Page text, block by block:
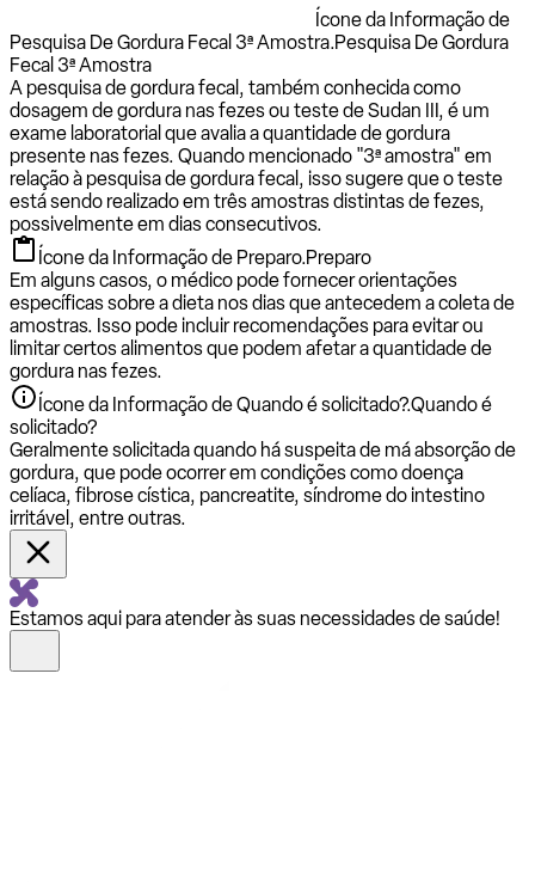
Ícone da Informação de
Pesquisa De Gordura Fecal 3ª Amostra.Pesquisa De Gordura
Fecal 3ª Amostra
A pesquisa de gordura fecal, também conhecida como
dosagem de gordura nas fezes ou teste de Sudan III, é um
exame laboratorial que avalia a quantidade de gordura
presente nas fezes. Quando mencionado "3ª amostra" em
relação à pesquisa de gordura fecal, isso sugere que o teste
está sendo realizado em três amostras distintas de fezes,
possivelmente em dias consecutivos.
Ícone da Informação de Preparo.Preparo
Em alguns casos, o médico pode fornecer orientações
específicas sobre a dieta nos dias que antecedem a coleta de
amostras. Isso pode incluir recomendações para evitar ou
limitar certos alimentos que podem afetar a quantidade de
gordura nas fezes.
Ícone da Informação de Quando é solicitado?.Quando é
solicitado?
Geralmente solicitada quando há suspeita de má absorção de
gordura, que pode ocorrer em condições como doença
celíaca, fibrose cística, pancreatite, síndrome do intestino
irritável, entre outras.
Estamos aqui para atender às suas necessidades de saúde!